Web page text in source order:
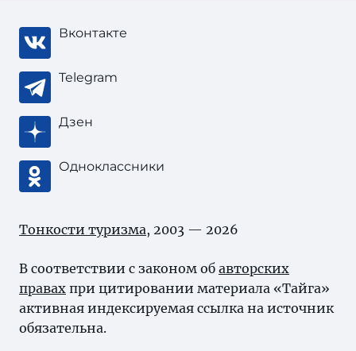
Вконтакте
Telegram
Дзен
Одноклассники
Тонкости туризма, 2003 — 2026
В соответствии с законом об авторских
правах при цитировании материала «Тайга»
активная индексируемая ссылка на источник
обязательна.